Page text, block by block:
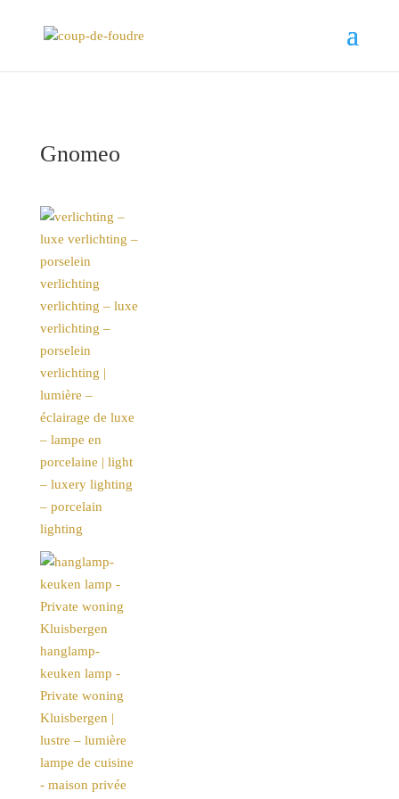
Gnomeo
verlichting – luxe
verlichting –
porselein
verlichting |
lumière –
éclairage de luxe
– lampe en
porcelaine | light
– luxery lighting
– porcelain
lighting
hanglamp-
keuken lamp -
Private woning
Kluisbergen |
lustre – lumière
lampe de cuisine
- maison privée